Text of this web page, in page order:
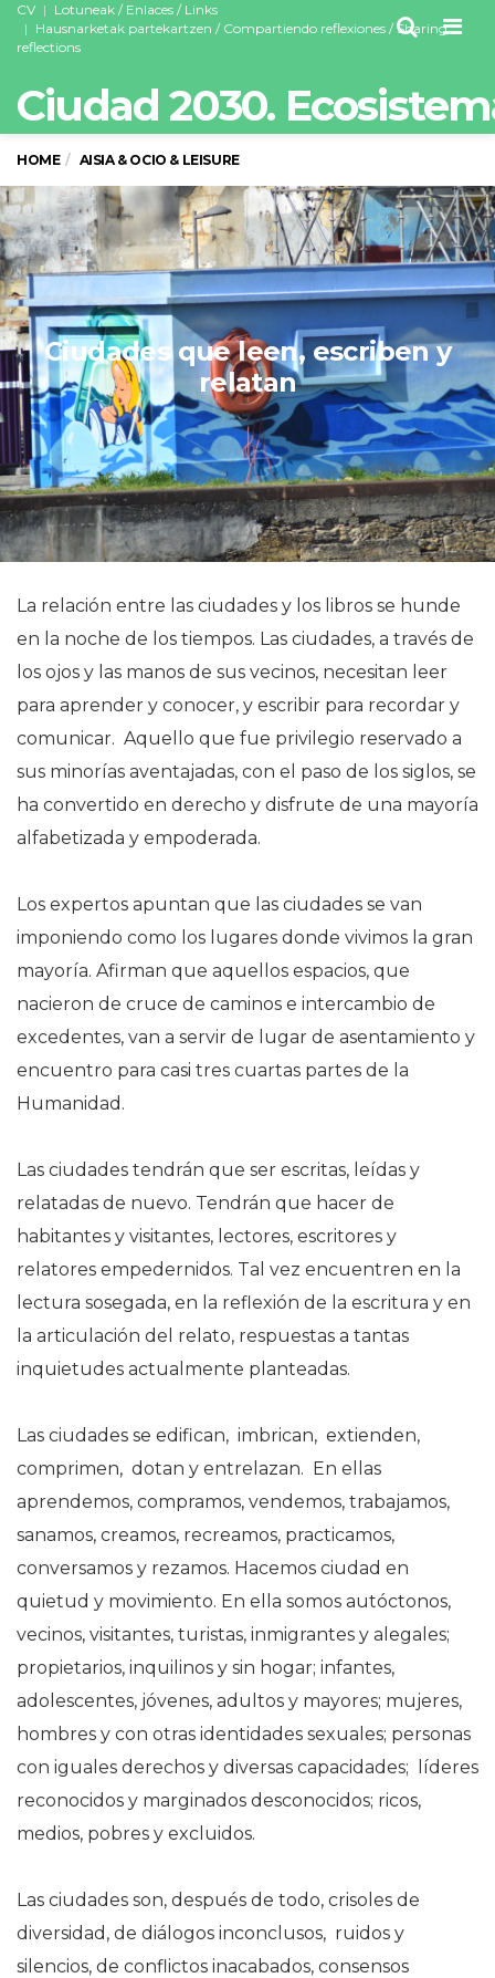
CV
Lotuneak / Enlaces / Links
Hausnarketak partekartzen / Compartiendo reflexiones / Sharing
reflections
Ciudad 2030.
HOME AISIA & OCIO & LEISURE
Ciudades que leen, escriben y
relatan
La relación entre las ciudades y los libros se hunde
en la noche de los tiempos. Las ciudades, a través de
los ojos y las manos de sus vecinos, necesitan leer
para aprender y conocer, y escribir para recordar y
comunicar. Aquello que fue privilegio reservado a
sus minorías aventajadas, con el paso de los siglos, se
ha convertido en derecho y disfrute de una mayoría
alfabetizada y empoderada.
Los expertos apuntan que las ciudades se van
imponiendo como los lugares donde vivimos la gran
mayoría. Afirman que aquellos espacios, que
nacieron de cruce de caminos e intercambio de
excedentes, van a servir de lugar de asentamiento y
encuentro para casi tres cuartas partes de la
Humanidad.
Las ciudades tendrán que ser escritas, leídas y
relatadas de nuevo. Tendrán que hacer de
habitantes y visitantes, lectores, escritores y
relatores empedernidos. Tal vez encuentren en la
lectura sosegada, en la reflexión de la escritura y en
la articulación del relato, respuestas a tantas
inquietudes actualmente planteadas.
Las ciudades se edifican, imbrican, extienden,
comprimen, dotan y entrelazan. En ellas
aprendemos, compramos, vendemos, trabajamos,
sanamos, creamos, recreamos, practicamos,
conversamos y rezamos. Hacemos ciudad en
quietud y movimiento. En ella somos autóctonos,
vecinos, visitantes, turistas, inmigrantes y alegales;
propietarios, inquilinos y sin hogar; infantes,
adolescentes, jóvenes, adultos y mayores; mujeres,
hombres y con otras identidades sexuales; personas
con iguales derechos y diversas capacidades; líderes
reconocidos y marginados desconocidos; ricos,
medios, pobres y excluidos.
Las ciudades son, después de todo, crisoles de
diversidad, de diálogos inconclusos, ruidos y
silencios, de conflictos inacabados, consensos